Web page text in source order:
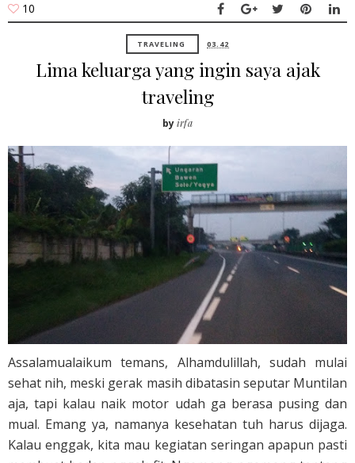
10
TRAVELING 03.42
Lima keluarga yang ingin saya ajak
traveling
byirfa
Assalamualaikum temans, Alhamdulillah, sudah mulai
sehat nih, meski gerak masih dibatasin seputar Muntilan
aja, tapi kalau naik motor udah ga berasa pusing dan
mual. Emang ya, namanya kesehatan tuh harus dijaga.
Kalau enggak, kita mau kegiatan seringan apapun pasti